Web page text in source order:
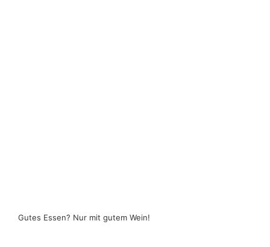
Gutes Essen? Nur mit gutem Wein!